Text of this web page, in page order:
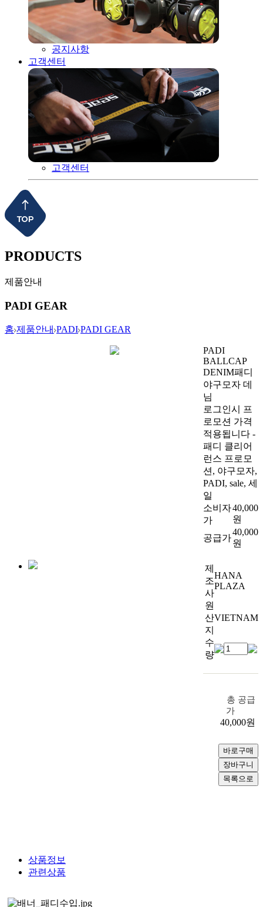
공지사항
고객센터
고객센터
PRODUCTS
제품안내
PADI GEAR
홈 제품안내 PADI PADI GEAR
PADI
BALLCAP
DENIM패디
야구모자 데
님
로그인시 프
로모션 가격
적용됩니다 -
패디 클리어
런스 프로모
션, 야구모자,
PADI, sale, 세
일
소비자
가
40,000
원
공급가
40,000
원
제
조
사
HANA
PLAZA
원
산
지
VIETNAM
수
량
총 공급
가
40,000원
상품정보
관련상품